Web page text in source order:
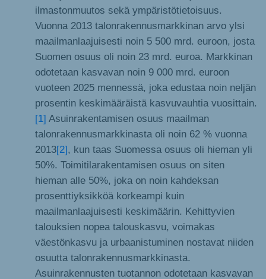
ilmastonmuutos sekä ympäristötietoisuus.
Vuonna 2013 talonrakennusmarkkinan arvo ylsi
maailmanlaajuisesti noin 5 500 mrd. euroon, josta
Suomen osuus oli noin 23 mrd. euroa. Markkinan
odotetaan kasvavan noin 9 000 mrd. euroon
vuoteen 2025 mennessä, joka edustaa noin neljän
prosentin keskimääräistä kasvuvauhtia vuosittain.
[1] Asuinrakentamisen osuus maailman
talonrakennusmarkkinasta oli noin 62 % vuonna
2013[2], kun taas Suomessa osuus oli hieman yli
50%. Toimitilarakentamisen osuus on siten
hieman alle 50%, joka on noin kahdeksan
prosenttiyksikköä korkeampi kuin
maailmanlaajuisesti keskimäärin. Kehittyvien
talouksien nopea talouskasvu, voimakas
väestönkasvu ja urbaanistuminen nostavat niiden
osuutta talonrakennusmarkkinasta.
Asuinrakennusten tuotannon odotetaan kasvavan